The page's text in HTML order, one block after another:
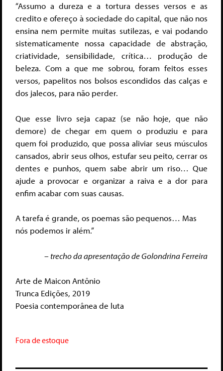
“Assumo a dureza e a tortura desses versos e as
credito e ofereço à sociedade do capital, que não nos
ensina nem permite muitas sutilezas, e vai podando
sistematicamente nossa capacidade de abstração,
criatividade, sensibilidade, crítica… produção de
beleza. Com a que me sobrou, foram feitos esses
versos, papelitos nos bolsos escondidos das calças e
dos jalecos, para não perder.
Que esse livro seja capaz (se não hoje, que não
demore) de chegar em quem o produziu e para
quem foi produzido, que possa aliviar seus músculos
cansados, abrir seus olhos, estufar seu peito, cerrar os
dentes e punhos, quem sabe abrir um riso… Que
ajude a provocar e organizar a raiva e a dor para
enfim acabar com suas causas.
A tarefa é grande, os poemas são pequenos… Mas
nós podemos ir além.”
– trecho da apresentação de Golondrina Ferreira
Arte de Maicon Antônio
Trunca Edições, 2019
Poesia contemporânea de luta
Fora de estoque